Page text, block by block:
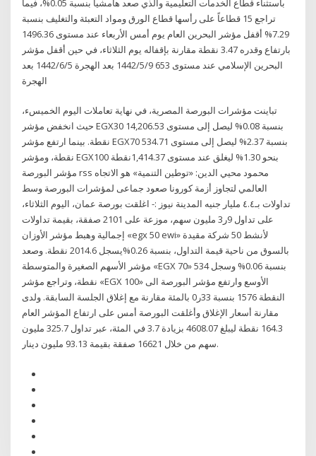
باستثناء قطاع الخدمات التعليمية والذي صعد هامشياً بنسبة 0.05%، فيما
تراجع 15 قطاعاً على رأسها قطاع الورق ومواد التعبئة والتغليف بنسبة
7.29% أقفل مؤشر البحرين العام يوم أمس الأربعاء عند مستوى 1496.36
بارتفاع وقدره 3.47 نقطة مقارنة بإقفاله يوم الثلاثاء، في حين أقفل مؤشر
البحرين الإسلامي عند مستوى 653 9‏‏/5‏‏/1442 بعد الهجرة 5‏‏/6‏‏/1442 بعد
الهجرة
تباينت مؤشرات البورصة المصرية، في نهاية تعاملات اليوم الخميسء،
حيث انخفض مؤشر EGX30 بنسبة 0.08% ليصل إلى مستوى 14,206.53
نقطة. بينما ارتفع مؤشر EGX70 بنسبة 2.37% ليصل إلى مستوى 534.71
نقطة، ومؤشر EGX100 بنحو 1.30% ليغلق عند مستوى 1,414.37نقطة
مؤشر البورصة rss محمود محيي الدين: «توطين التنمية» هو الاتجاه
العالمي لتجاوز أزمة كورونا صعود جماعى لمؤشرات البورصة وسط
تداولات بـ٤.٤ مليار جنيه المدينة نيوز :- اغلقت بورصة عمان، اليوم الثلاثاء،
على تداول 9ر3 مليون سهم، موزعة على 2101 صفقة، بقيمة تداولات
إجمالية وهبط مؤشر الأوزان «egx 50 ewi» لأنشط 50 شركة مقيدة
بالسوق من ناحية قيمة التداول، بنسبة 0.26%يسجل 2014.6 نقطة. وصعد
مؤشر الأسهم الصغيرة والمتوسطة «EGX 70» بنسبة 0.06% وسجل 534
نقطة، وتراجع مؤشر «EGX 100» الأوسع وارتفع مؤشر البورصة الى
النقطة 1576 بنسبة 33ر0 بالمئة مقارنة مع إغلاق الجلسة السابقة. ولدى
مقارنة أسعار الإغلاق وأغلقت البورصة أمس على ارتفاع المؤشر العام
164.3 نقطة ليبلغ 4608.07 بزيادة 3.7 في المئة، عبر تداول 325.7 مليون
سهم من خلال 16621 صفقة بقيمة 93.13 مليون دينار.